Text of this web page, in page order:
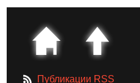
Публикации RSS